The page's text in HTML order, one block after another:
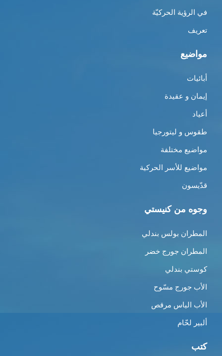
في الرؤية الحركيّة
تعريف
مواضيع
أبائيات
إيمان و عقيدة
أعياد
طقوس و ليتورجيا
مواضيع مختلفة
مواضيع للأسر الحركية
قدّيسون
وجوه من كنيستي
المطران بولس بندلي
المطران جورج خضر
كوستي بندلي
الأب جورج مسّوح
الأب الياس مرقص
ألبير لحّام
كتب